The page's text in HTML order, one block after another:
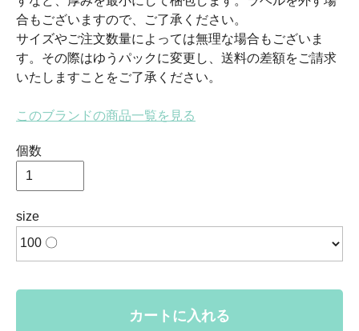
合もございますので、ご了承ください。
サイズやご注文数量によっては無理な場合もございま
す。その際はゆうパックに変更し、送料の差額をご請求
いたしますことをご了承ください。
このブランドの商品一覧を見る
個数
size
カートに入れる